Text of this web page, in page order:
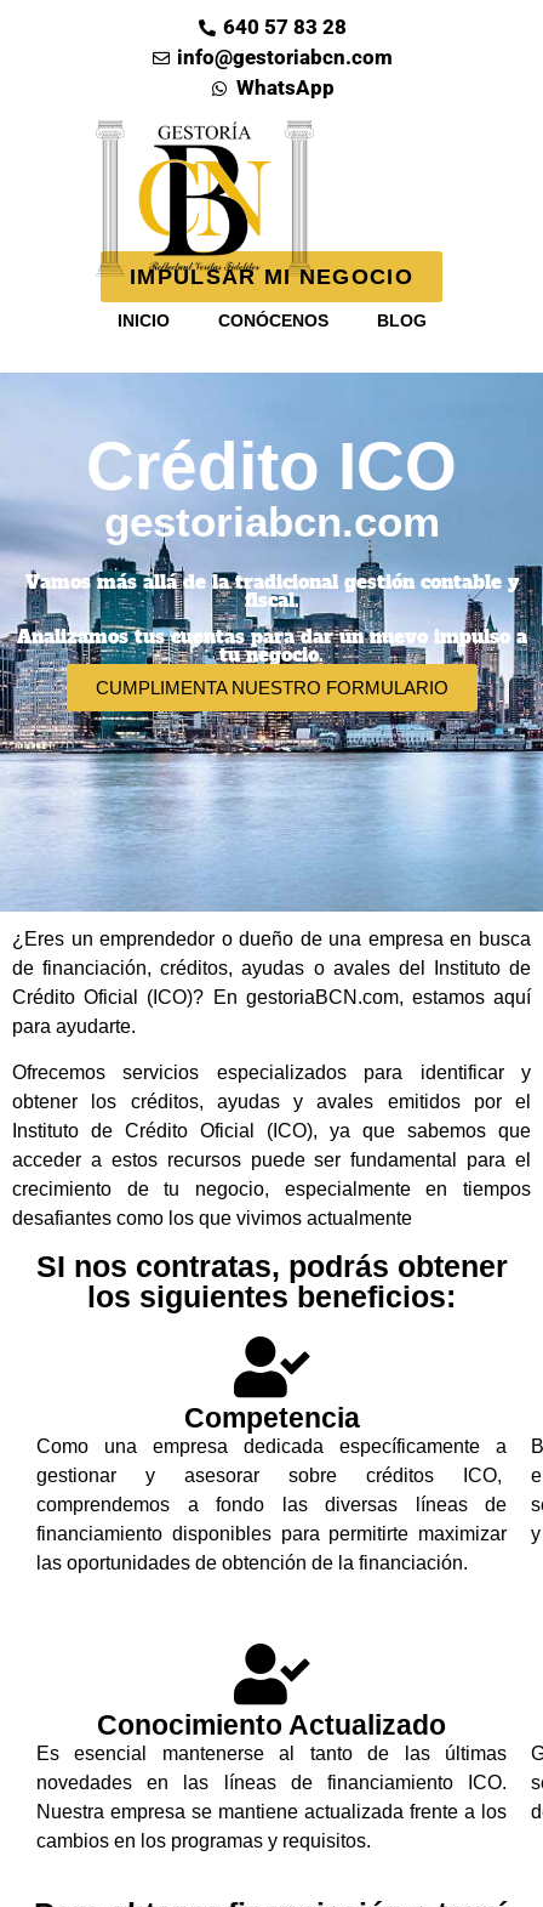
640 57 83 28
info@gestoriabcn.com
WhatsApp
INICIO CONÓCENOS BLOG
IMPULSAR MI NEGOCIO
Crédito ICO
gestoriabcn.com
Vamos más allá de la tradicional gestión contable y
fiscal.
Analizamos tus cuentas para dar un nuevo impulso a
tu negocio.
CUMPLIMENTA NUESTRO FORMULARIO
¿Eres un emprendedor o dueño de una empresa en busca
de financiación, créditos, ayudas o avales del Instituto de
Crédito Oficial (ICO)? En gestoriaBCN.com, estamos aquí
para ayudarte.
Ofrecemos servicios especializados para identificar y
obtener los créditos, ayudas y avales emitidos por el
Instituto de Crédito Oficial (ICO), ya que sabemos que
acceder a estos recursos puede ser fundamental para el
crecimiento de tu negocio, especialmente en tiempos
desafiantes como los que vivimos actualmente
SI nos contratas, podrás obtener
los siguientes beneficios:
Competencia
Como una empresa dedicada específicamente a
gestionar y asesorar sobre créditos ICO,
comprendemos a fondo las diversas líneas de
financiamiento disponibles para permitirte maximizar
las oportunidades de obtención de la financiación.
Conocimiento Actualizado
Es esencial mantenerse al tanto de las últimas
novedades en las líneas de financiamiento ICO.
Nuestra empresa se mantiene actualizada frente a los
cambios en los programas y requisitos.